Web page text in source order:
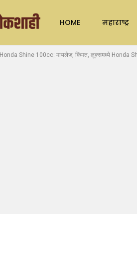
HOME महाराष्ट्र
Honda Shine 100cc: मायलेज, किंमत, लूक्समध्ये Honda